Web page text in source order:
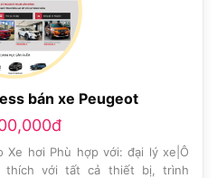
bán xe Peugeot
Xe hơi Phù hợp với: đại lý xe|Ô
thích với tất cả thiết bị, trình